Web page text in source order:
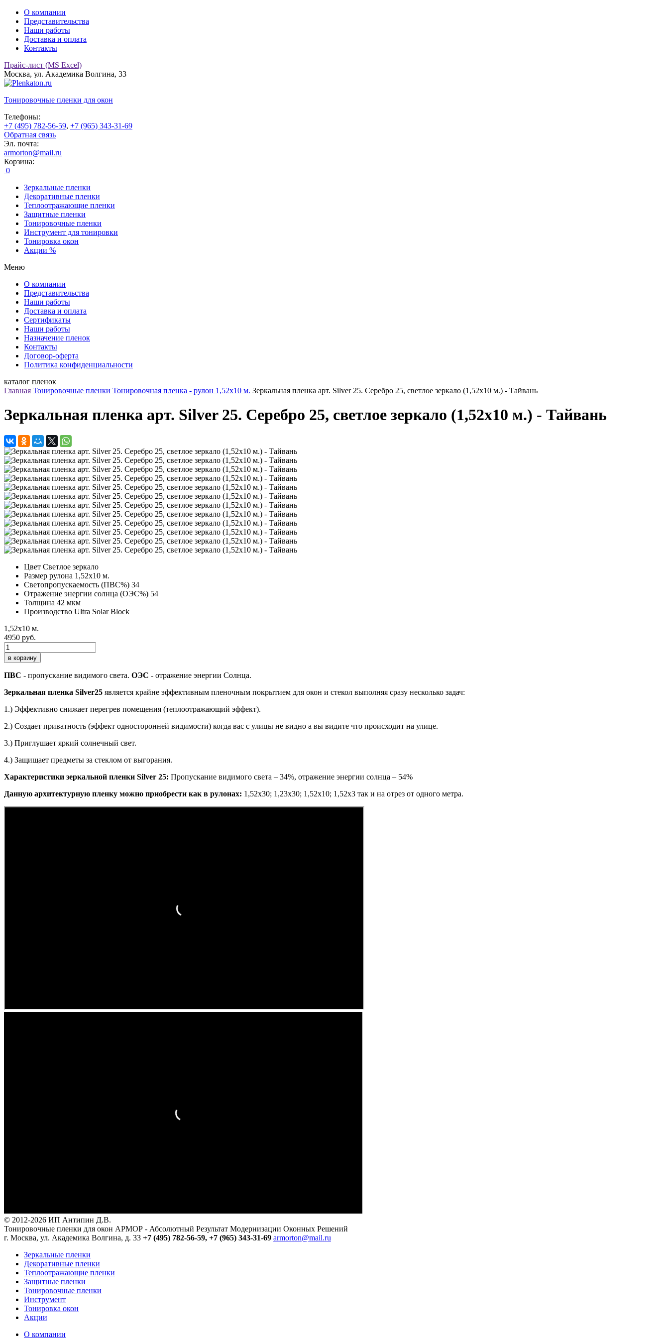
О компании
Представительства
Наши работы
Доставка и оплата
Контакты
Прайс-лист (MS Excel)
Москва, ул. Академика Волгина, 33
Тонировочные пленки для окон
Телефоны:
+7 (495) 782-56-59, +7 (965) 343-31-69
Обратная связь
Эл. почта:
armorton@mail.ru
Корзина:
0
Зеркальные пленки
Декоративные пленки
Теплоотражающие пленки
Защитные пленки
Тонировочные пленки
Инструмент для тонировки
Тонировка окон
Акции %
Меню
О компании
Представительства
Наши работы
Доставка и оплата
Сертификаты
Наши работы
Назначение пленок
Контакты
Договор-оферта
Политика конфиденциальности
каталог пленок
Главная Тонировочные пленки Тонировочная пленка - рулон 1,52х10 м. Зеркальная пленка арт. Silver 25. Серебро 25, светлое зеркало (1,52х10 м.) - Тайвань
Зеркальная пленка арт. Silver 25. Серебро 25, светлое зеркало (1,52х10 м.) - Тайвань
Цвет Светлое зеркало
Размер рулона 1,52х10 м.
Светопропускаемость (ПВС%) 34
Отражение энергии солнца (ОЭС%) 54
Толщина 42 мкм
Производство Ultra Solar Block
1,52х10 м.
4950 руб.
в корзину
ПВС - пропускание видимого света. ОЭС - отражение энергии Солнца.
Зеркальная пленка Silver25 является крайне эффективным пленочным покрытием для окон и стекол выполняя сразу несколько задач:
1.) Эффективно снижает перегрев помещения (теплоотражающий эффект).
2.) Создает приватность (эффект односторонней видимости) когда вас с улицы не видно а вы видите что происходит на улице.
3.) Приглушает яркий солнечный свет.
4.) Защищает предметы за стеклом от выгорания.
Характеристики зеркальной пленки Silver 25: Пропускание видимого света – 34%, отражение энергии солнца – 54%
Данную архитектурную пленку можно приобрести как в рулонах: 1,52х30; 1,23х30; 1,52х10; 1,52x3 так и на отрез от одного метра.
© 2012-2026 ИП Антипин Д.В.
Тонировочные пленки для окон АРМОР - Абсолютный Результат Модернизации Оконных Решений
г. Москва, ул. Академика Волгина, д. 33 +7 (495) 782-56-59, +7 (965) 343-31-69 armorton@mail.ru
Зеркальные пленки
Декоративные пленки
Теплоотражающие пленки
Защитные пленки
Тонировочные пленки
Инструмент
Тонировка окон
Акции
О компании